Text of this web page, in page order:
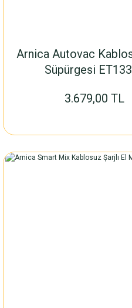
Arnica Autovac
Süpürgesi
3.679,00 TL